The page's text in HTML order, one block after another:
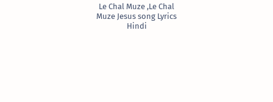
Le Chal Muze ,Le Chal
Muze Jesus song Lyrics
Hindi